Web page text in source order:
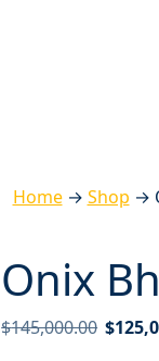
Home→ Shop →
Onix
$145,000.00 $